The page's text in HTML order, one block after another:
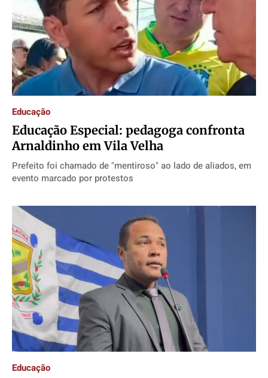
Educação
Educação Especial: pedagoga confronta
Arnaldinho em Vila Velha
Prefeito foi chamado de "mentiroso" ao lado de aliados, em
evento marcado por protestos
Educação